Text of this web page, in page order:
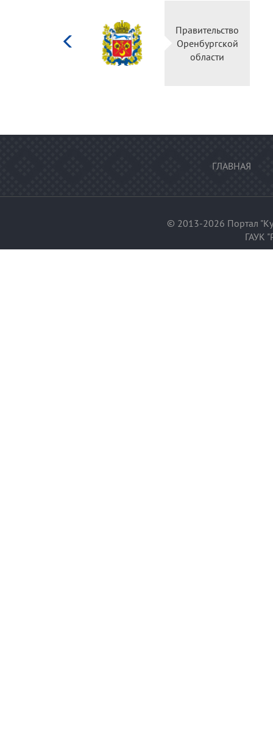
Правительство
Оренбургской
области
ГЛАВНАЯ
© 2013-2026 Портал
ГАУК